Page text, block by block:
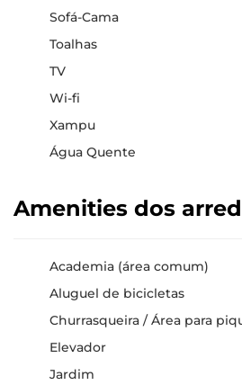
Sofá-Cama
Toalhas
TV
Wi-fi
Xampu
Água Quente
Amenities dos
Academia (área comum)
Aluguel de bicicletas
Churrasqueira / Área para
Elevador
Jardim